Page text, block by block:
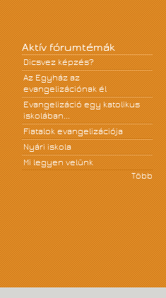
Aktív fórumtémák
Dicsvez képzés?
Az Egyház az
evangelizációnak él
Evangelizáció egy katolikus
iskolában...
Fiatalok evangelizációja
Nyári iskola
Mi legyen velünk
Több